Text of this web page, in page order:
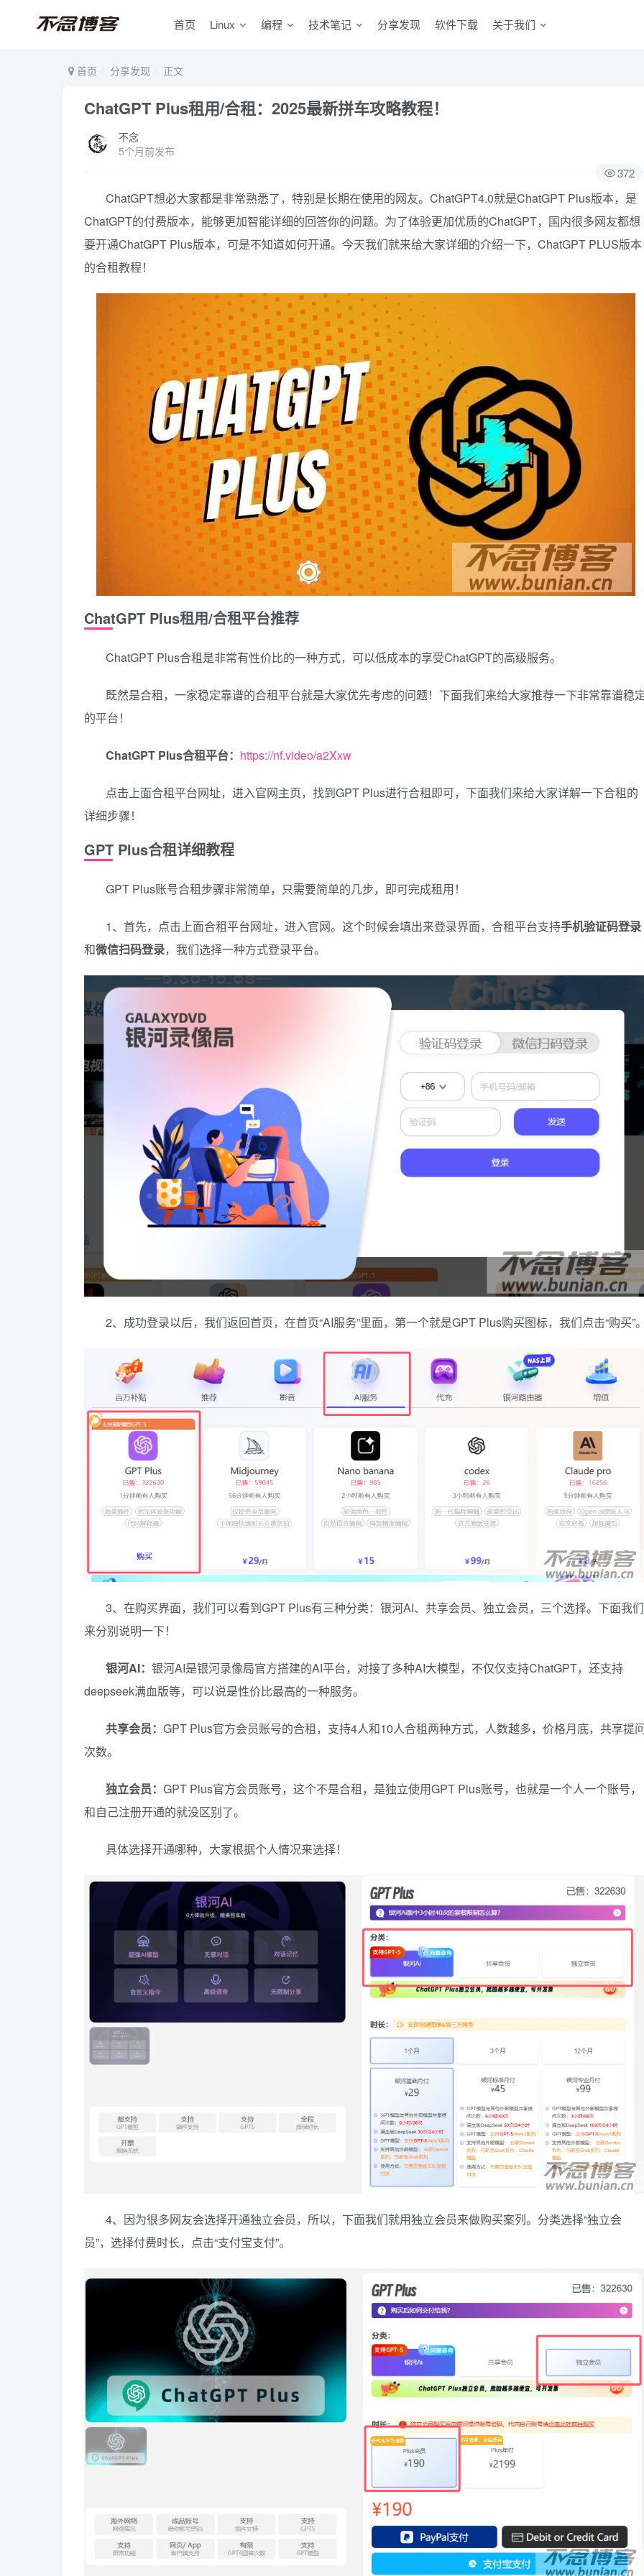
首页 Linux 编程 技术笔记 分享发现 软件下载 关于我们
首页 分享发现 正文
ChatGPT Plus租用/合租：2025最新拼车攻略教程！
不念
5个月前发布
372
ChatGPT想必大家都是非常熟悉了，特别是长期在使用的网友。ChatGPT4.0就是ChatGPT Plus版本，是
ChatGPT的付费版本，能够更加智能详细的回答你的问题。为了体验更加优质的ChatGPT，国内很多网友都想
要开通ChatGPT Plus版本，可是不知道如何开通。今天我们就来给大家详细的介绍一下，ChatGPT PLUS版本
的合租教程！
ChatGPT Plus租用/合租平台推荐
ChatGPT Plus合租是非常有性价比的一种方式，可以低成本的享受ChatGPT的高级服务。
既然是合租，一家稳定靠谱的合租平台就是大家优先考虑的问题！下面我们来给大家推荐一下非常靠谱稳
的平台！
ChatGPT Plus合租平台： https://nf.video/a2Xxw
点击上面合租平台网址，进入官网主页，找到GPT Plus进行合租即可，下面我们来给大家详解一下合租的
详细步骤！
GPT Plus合租详细教程
GPT Plus账号合租步骤非常简单，只需要简单的几步，即可完成租用！
1、首先，点击上面合租平台网址，进入官网。这个时候会填出来登录界面，合租平台支持手机验证码登录
和微信扫码登录，我们选择一种方式登录平台。
2、成功登录以后，我们返回首页，在首页“AI服务”里面，第一个就是GPT Plus购买图标，我们点击“购买”
3、在购买界面，我们可以看到GPT Plus有三种分类：银河AI、共享会员、独立会员，三个选择。下面我们
来分别说明一下！
银河AI： 银河AI是银河录像局官方搭建的AI平台，对接了多种AI大模型，不仅仅支持ChatGPT，还支持
deepseek满血版等，可以说是性价比最高的一种服务。
共享会员： GPT Plus官方会员账号的合租，支持4人和10人合租两种方式，人数越多，价格月底，共享提
次数。
独立会员： GPT Plus官方会员账号，这个不是合租，是独立使用GPT Plus账号，也就是一个人一个账号，
和自己注册开通的就没区别了。
具体选择开通哪种，大家根据个人情况来选择！
4、因为很多网友会选择开通独立会员，所以，下面我们就用独立会员来做购买案列。分类选择“独立会
员”，选择付费时长，点击“支付宝支付”。